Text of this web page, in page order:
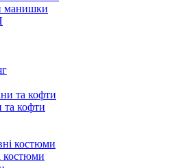
манишки
та кофти
костюми